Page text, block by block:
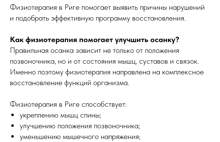
Физиотерапия в Риге помогает выявить причины нарушений
и подобрать эффективную программу восстановления.
Как физиотерапия помогает улучшить осанку?
Правильная осанка зависит не только от положения
позвоночника, но и от состояния мышц, суставов и связок.
Именно поэтому физиотерапия направлена на комплексное
восстановление функций организма.
Физиотерапия в Риге способствует:
укреплению мышц спины;
улучшению положения позвоночника;
уменьшению мышечного напряжения;